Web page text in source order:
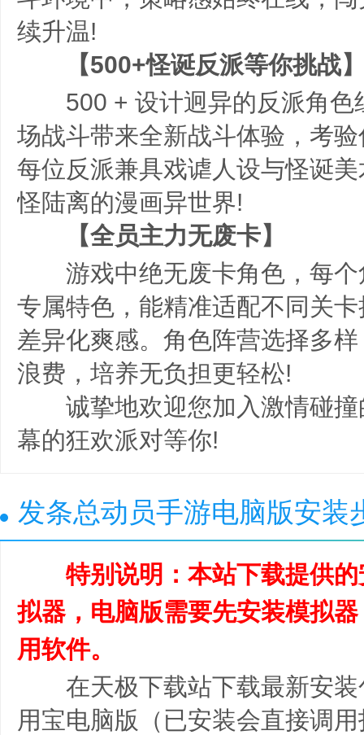
续升温!
【500+怪诞反派等你挑战
500 + 设计迥异的反派角色
场战斗带来全新战斗体验，考
每位反派兼具戏谑人设与怪诞
怪陆离的漫画异世界!
【全员主力无废卡】
游戏中绝无废卡角色，每个
专属特色，能精准适配不同关
差异化爽感。角色阵营选择多
浪费，培养无负担更轻松!
诚挚地欢迎您加入激情碰撞
幕的狂欢派对等你!
发条总动员手游电脑版安装
特别说明：本站下载提供的
拟器，电脑版需要先安装模拟
用软件。
在天极下载站下载最新安装
用宝电脑版（已安装会直接调